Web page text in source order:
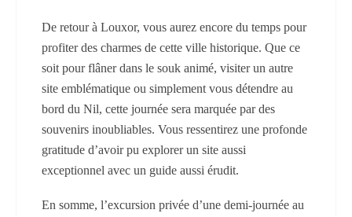
De retour à Louxor, vous aurez encore du temps pour
profiter des charmes de cette ville historique. Que ce
soit pour flâner dans le souk animé, visiter un autre
site emblématique ou simplement vous détendre au
bord du Nil, cette journée sera marquée par des
souvenirs inoubliables. Vous ressentirez une profonde
gratitude d’avoir pu explorer un site aussi
exceptionnel avec un guide aussi érudit.
En somme, l’excursion privée d’une demi-journée au